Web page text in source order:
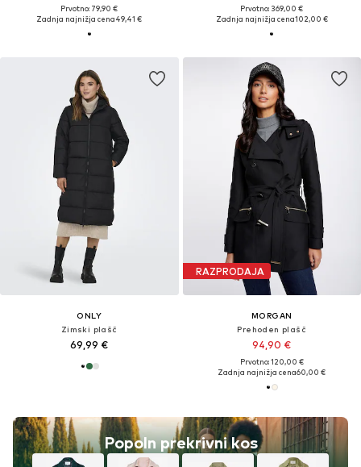
Prvotno: 79,90 €
Zadnja najnižja cena49,41 €
Prvotno: 369,00 €
Zadnja najnižja cena102,00 €
ONLY
Zimski plašč
69,99 €
Popoln prekrivni kos
RAZPRODAJA
MORGAN
Prehoden plašč
94,90 €
Prvotno: 120,00 €
Zadnja najnižja cena60,00 €